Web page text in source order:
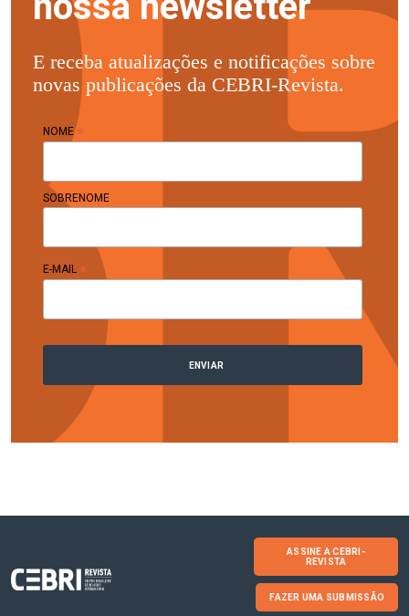
E receba atualizações e notificações sobre
novas publicações da CEBRI-Revista.
NOME
SOBRENOME
E-MAIL *
ASSINE A CEBRI-
REVISTA
FAZER UMA SUBMISSÃO